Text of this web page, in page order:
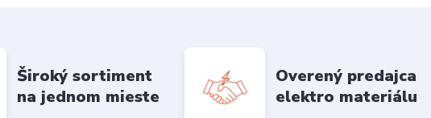
Široký sortiment
na jednom mieste
Overený predajca
elektro materiálu